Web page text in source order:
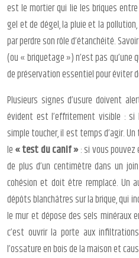
est le mortier qui lie les briques
gel et de dégel, la pluie et la
par perdre son rôle d’étanchéité.
(ou « briquetage ») n’est pas qu’une
de préservation essentiel pour éviter
Plusieurs signes d’usure doivent
évident est l’effritement visible :
simple toucher, il est temps d’agir.
le« test du canif »: si vous
de plus d’un centimètre dans un
cohésion et doit être remplacé. Un
dépôts blanchâtres sur la brique, qui
le mur et dépose des sels minéraux
c’est ouvrir la porte aux
l’ossature en bois de la maison et